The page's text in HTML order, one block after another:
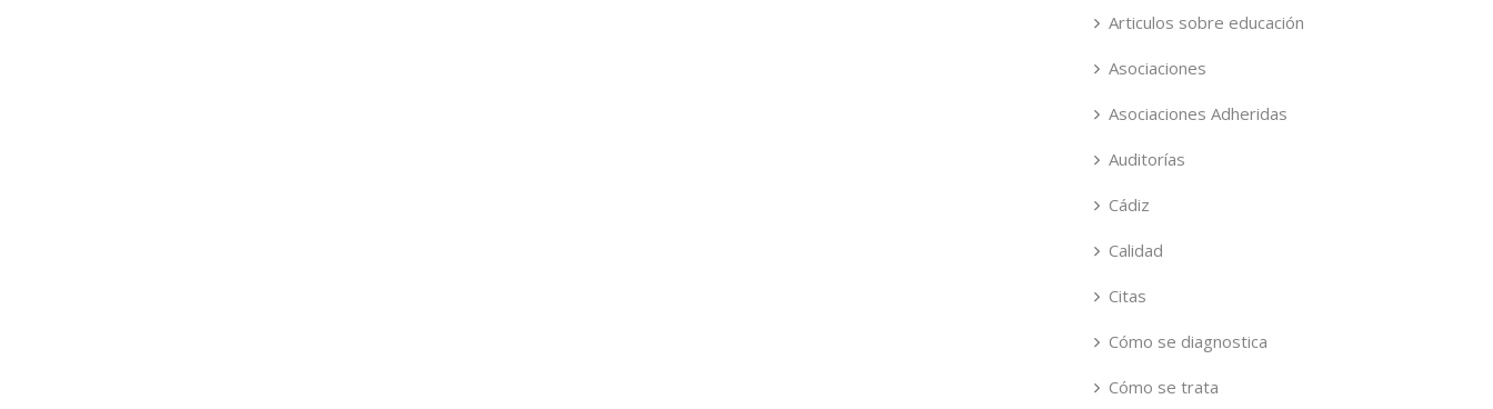
Articulos sobre educación
Asociaciones
Asociaciones Adheridas
Auditorías
Cádiz
Calidad
Citas
Cómo se diagnostica
Cómo se trata